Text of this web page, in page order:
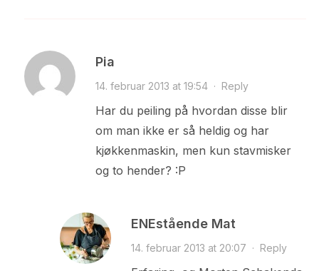
Pia
14. februar 2013 at 19:54· Reply
Har du peiling på hvordan disse blir
om man ikke er så heldig og har
kjøkkenmaskin, men kun stavmisker
og to hender? :P
ENEstående Mat
14. februar 2013 at 20:07 · Reply